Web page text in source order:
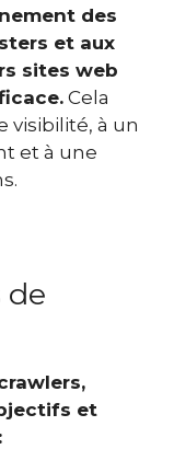
des
et aux
sites web
Cela
visibilité, à un
et à une
de
et